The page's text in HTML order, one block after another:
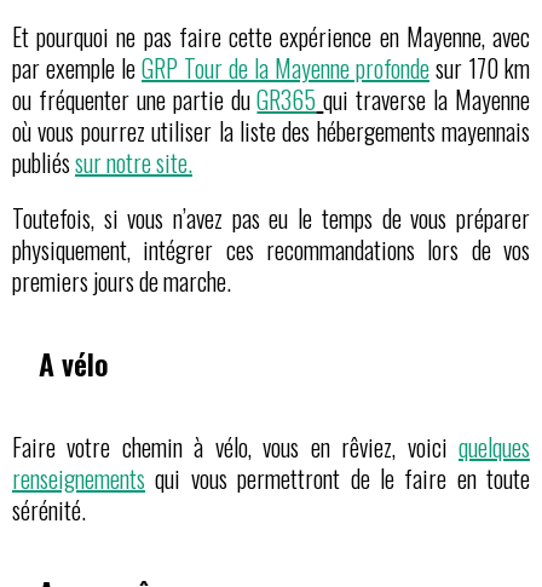
Et pourquoi ne pas faire cette expérience en Mayenne, avec
par exemple leGRP Tour de la Mayenne profondesur 170 km
ou fréquenter une partie duGR365 qui traverse la Mayenne
où vous pourrez utiliser la liste des hébergements mayennais
publiéssur notre site.
Toutefois, si vous n’avez pas eu le temps de vous préparer
physiquement, intégrer ces recommandations lors de vos
premiers jours de marche.
A vélo
Faire votre chemin à vélo, vous en rêviez, voici quelques
renseignements qui vous permettront de le faire en toute
sérénité.